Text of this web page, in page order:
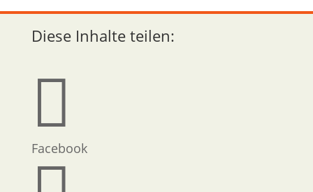
Diese Inhalte teilen:

Facebook